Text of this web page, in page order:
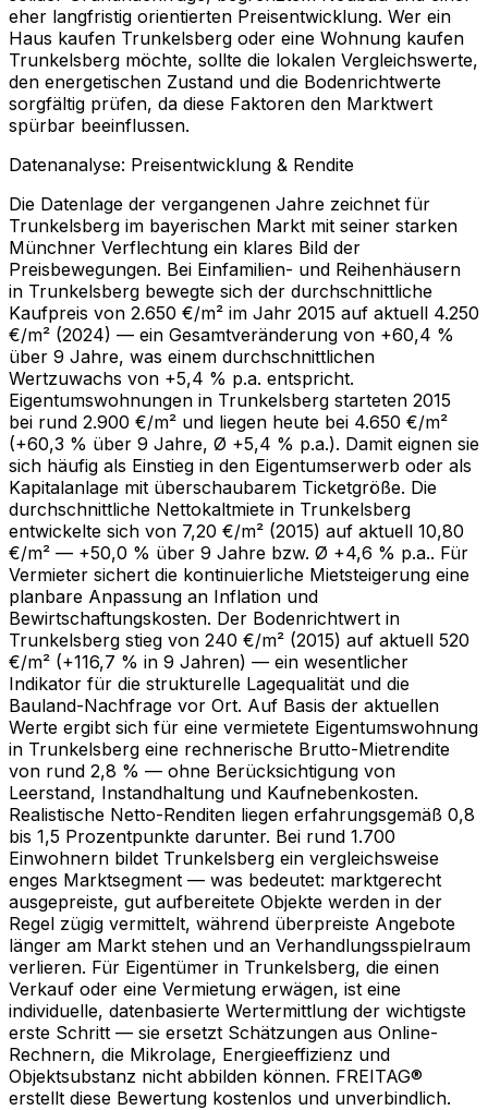
eher langfristig orientierten Preisentwicklung. Wer ein
Haus kaufen Trunkelsberg oder eine Wohnung kaufen
Trunkelsberg möchte, sollte die lokalen Vergleichswerte,
den energetischen Zustand und die Bodenrichtwerte
sorgfältig prüfen, da diese Faktoren den Marktwert
spürbar beeinflussen.
Datenanalyse: Preisentwicklung & Rendite
Die Datenlage der vergangenen Jahre zeichnet für
Trunkelsberg im bayerischen Markt mit seiner starken
Münchner Verflechtung ein klares Bild der
Preisbewegungen. Bei Einfamilien- und Reihenhäusern
in Trunkelsberg bewegte sich der durchschnittliche
Kaufpreis von 2.650 €/m² im Jahr 2015 auf aktuell 4.250
€/m² (2024) — ein Gesamtveränderung von +60,4 %
über 9 Jahre, was einem durchschnittlichen
Wertzuwachs von +5,4 % p.a. entspricht.
Eigentumswohnungen in Trunkelsberg starteten 2015
bei rund 2.900 €/m² und liegen heute bei 4.650 €/m²
(+60,3 % über 9 Jahre, Ø +5,4 % p.a.). Damit eignen sie
sich häufig als Einstieg in den Eigentumserwerb oder als
Kapitalanlage mit überschaubarem Ticketgröße. Die
durchschnittliche Nettokaltmiete in Trunkelsberg
entwickelte sich von 7,20 €/m² (2015) auf aktuell 10,80
€/m² — +50,0 % über 9 Jahre bzw. Ø +4,6 % p.a.. Für
Vermieter sichert die kontinuierliche Mietsteigerung eine
planbare Anpassung an Inflation und
Bewirtschaftungskosten. Der Bodenrichtwert in
Trunkelsberg stieg von 240 €/m² (2015) auf aktuell 520
€/m² (+116,7 % in 9 Jahren) — ein wesentlicher
Indikator für die strukturelle Lagequalität und die
Bauland-Nachfrage vor Ort. Auf Basis der aktuellen
Werte ergibt sich für eine vermietete Eigentumswohnung
in Trunkelsberg eine rechnerische Brutto-Mietrendite
von rund 2,8 % — ohne Berücksichtigung von
Leerstand, Instandhaltung und Kaufnebenkosten.
Realistische Netto-Renditen liegen erfahrungsgemäß 0,8
bis 1,5 Prozentpunkte darunter. Bei rund 1.700
Einwohnern bildet Trunkelsberg ein vergleichsweise
enges Marktsegment — was bedeutet: marktgerecht
ausgepreiste, gut aufbereitete Objekte werden in der
Regel zügig vermittelt, während überpreiste Angebote
länger am Markt stehen und an Verhandlungsspielraum
verlieren. Für Eigentümer in Trunkelsberg, die einen
Verkauf oder eine Vermietung erwägen, ist eine
individuelle, datenbasierte Wertermittlung der wichtigste
erste Schritt — sie ersetzt Schätzungen aus Online-
Rechnern, die Mikrolage, Energieeffizienz und
Objektsubstanz nicht abbilden können. FREITAG®
erstellt diese Bewertung kostenlos und unverbindlich.